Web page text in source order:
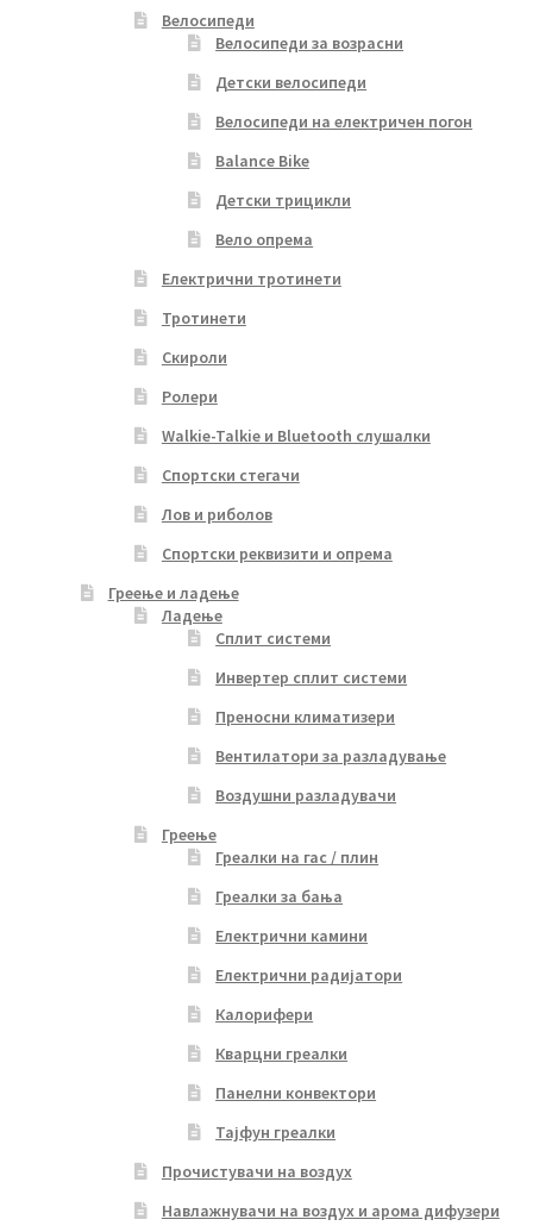
Велосипеди
Велосипеди за возрасни
Детски велосипеди
Велосипеди на електричен погон
Balance Bike
Детски трицикли
Вело опрема
Електрични тротинети
Тротинети
Скироли
Ролери
Walkie-Talkie и Bluetooth слушалки
Спортски стегачи
Лов и риболов
Спортски реквизити и опрема
Греење и ладење
Ладење
Сплит системи
Инвертер сплит системи
Преносни климатизери
Вентилатори за разладување
Воздушни разладувачи
Греење
Греалки на гас / плин
Греалки за бања
Електрични камини
Електрични радијатори
Калорифери
Кварцни греалки
Панелни конвектори
Тајфун греалки
Прочистувачи на воздух
Навлажнувачи на воздух и арома дифузери